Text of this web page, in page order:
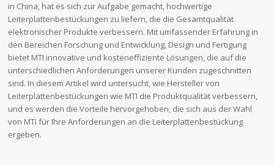
in China, hat es sich zur Aufgabe gemacht, hochwertige
Leiterplattenbestückungen zu liefern, die die Gesamtqualität
elektronischer Produkte verbessern. Mit umfassender Erfahrung in
den Bereichen Forschung und Entwicklung, Design und Fertigung
bietet MTI innovative und kosteneffiziente Lösungen, die auf die
unterschiedlichen Anforderungen unserer Kunden zugeschnitten
sind. In diesem Artikel wird untersucht, wie Hersteller von
Leiterplattenbestückungen wie MTI die Produktqualität verbessern,
und es werden die Vorteile hervorgehoben, die sich aus der Wahl
von MTI für Ihre Anforderungen an die Leiterplattenbestückung
ergeben.